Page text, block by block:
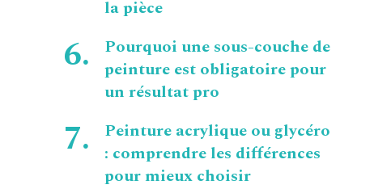
la pièce
Pourquoi une sous-couche de
peinture est obligatoire pour
un résultat pro
Peinture acrylique ou glycéro
: comprendre les différences
pour mieux choisir